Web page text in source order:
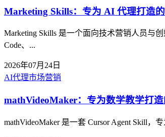
Marketing Skills：专为 AI 代理打造
Marketing Skills 是一个面向技术营销人员与
Code、...
2026年07月24日
AI代理市场营销
mathVideoMaker：专为数学教学打造
mathVideoMaker 是一套 Cursor Agent Skill